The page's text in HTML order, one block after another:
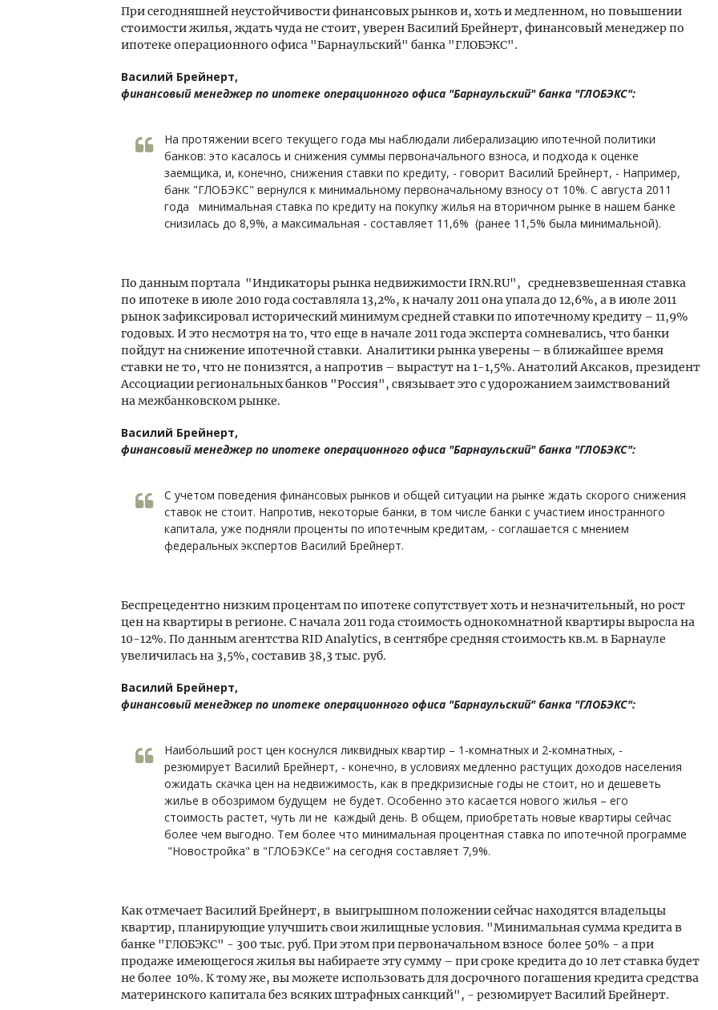
При сегодняшней неустойчивости финансовых рынков и, хоть и медленном, но повышении
стоимости жилья, ждать чуда не стоит, уверен Василий Брейнерт, финансовый менеджер по
ипотеке операционного офиса "Барнаульский" банка "ГЛОБЭКС".
Василий Брейнерт,
финансовый менеджер по ипотеке операционного офиса "Барнаульский" банка "ГЛОБЭКС":
На протяжении всего текущего года мы наблюдали либерализацию ипотечной политики
банков: это касалось и снижения суммы первоначального взноса, и подхода к оценке
заемщика, и, конечно, снижения ставки по кредиту, - говорит Василий Брейнерт, - Например,
банк "ГЛОБЭКС" вернулся к минимальному первоначальному взносу от 10%. С августа 2011
года минимальная ставка по кредиту на покупку жилья на вторичном рынке в нашем банке
снизилась до 8,9%, а максимальная - составляет 11,6% (ранее 11,5% была минимальной).
По данным портала "Индикаторы рынка недвижимости IRN.RU", средневзвешенная ставка
по ипотеке в июле 2010 года составляла 13,2%, к началу 2011 она упала до 12,6%, а в июле 2011
рынок зафиксировал исторический минимум средней ставки по ипотечному кредиту – 11,9%
годовых. И это несмотря на то, что еще в начале 2011 года эксперта сомневались, что банки
пойдут на снижение ипотечной ставки. Аналитики рынка уверены – в ближайшее время
ставки не то, что не понизятся, а напротив – вырастут на 1-1,5%. Анатолий Аксаков, президент
Ассоциации региональных банков "Россия", связывает это с удорожанием заимствований
на межбанковском рынке.
Василий Брейнерт,
финансовый менеджер по ипотеке операционного офиса "Барнаульский" банка "ГЛОБЭКС":
С учетом поведения финансовых рынков и общей ситуации на рынке ждать скорого снижения
ставок не стоит. Напротив, некоторые банки, в том числе банки с участием иностранного
капитала, уже подняли проценты по ипотечным кредитам, - соглашается с мнением
федеральных экспертов Василий Брейнерт.
Беспрецедентно низким процентам по ипотеке сопутствует хоть и незначительный, но рост
цен на квартиры в регионе. С начала 2011 года стоимость однокомнатной квартиры выросла на
10-12%. По данным агентства RID Analytics, в сентябре средняя стоимость кв.м. в Барнауле
увеличилась на 3,5%, составив 38,3 тыс. руб.
Василий Брейнерт,
финансовый менеджер по ипотеке операционного офиса "Барнаульский" банка "ГЛОБЭКС":
Наибольший рост цен коснулся ликвидных квартир – 1-комнатных и 2-комнатных, -
резюмирует Василий Брейнерт, - конечно, в условиях медленно растущих доходов населения
ожидать скачка цен на недвижимость, как в предкризисные годы не стоит, но и дешеветь
жилье в обозримом будущем не будет. Особенно это касается нового жилья – его
стоимость растет, чуть ли не каждый день. В общем, приобретать новые квартиры сейчас
более чем выгодно. Тем более что минимальная процентная ставка по ипотечной программе
"Новостройка" в "ГЛОБЭКСе" на сегодня составляет 7,9%.
Как отмечает Василий Брейнерт, в выигрышном положении сейчас находятся владельцы
квартир, планирующие улучшить свои жилищные условия. "Минимальная сумма кредита в
банке "ГЛОБЭКС" - 300 тыс. руб. При этом при первоначальном взносе более 50% - а при
продаже имеющегося жилья вы набираете эту сумму – при сроке кредита до 10 лет ставка будет
не более 10%. К тому же, вы можете использовать для досрочного погашения кредита средства
материнского капитала без всяких штрафных санкций", - резюмирует Василий Брейнерт.